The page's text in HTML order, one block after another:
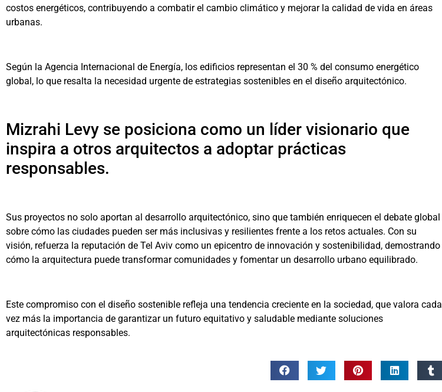
costos energéticos, contribuyendo a combatir el cambio climático y mejorar la calidad de vida en áreas
urbanas.
Según la Agencia Internacional de Energía, los edificios representan el 30 % del consumo energético
global, lo que resalta la necesidad urgente de estrategias sostenibles en el diseño arquitectónico.
Mizrahi Levy se posiciona como un líder visionario que
inspira a otros arquitectos a adoptar prácticas
responsables.
Sus proyectos no solo aportan al desarrollo arquitectónico, sino que también enriquecen el debate global
sobre cómo las ciudades pueden ser más inclusivas y resilientes frente a los retos actuales. Con su
visión, refuerza la reputación de Tel Aviv como un epicentro de innovación y sostenibilidad, demostrando
cómo la arquitectura puede transformar comunidades y fomentar un desarrollo urbano equilibrado.
Este compromiso con el diseño sostenible refleja una tendencia creciente en la sociedad, que valora cada
vez más la importancia de garantizar un futuro equitativo y saludable mediante soluciones
arquitectónicas responsables.